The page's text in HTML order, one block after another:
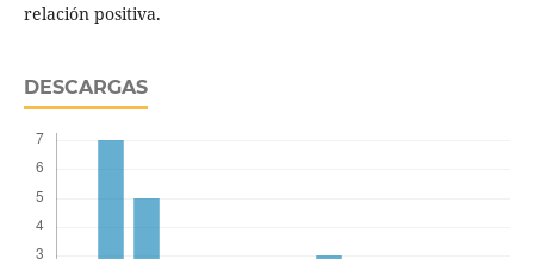
relación positiva.
DESCARGAS